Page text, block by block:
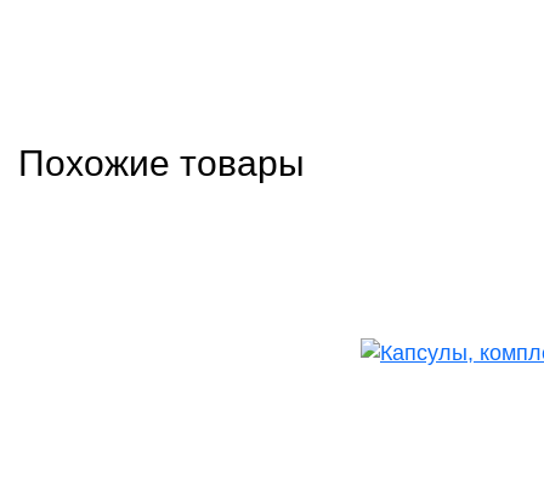
Похожие товары